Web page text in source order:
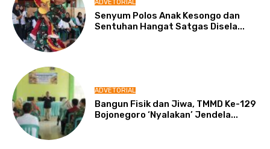
ADVETORIAL
Senyum Polos Anak Kesongo dan
Sentuhan Hangat Satgas Disela...
ADVETORIAL
Bangun Fisik dan Jiwa, TMMD Ke-129
Bojonegoro ‘Nyalakan’ Jendela...